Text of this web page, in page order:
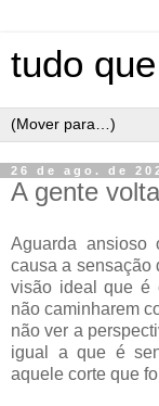
tudo
26 de ago. de
A gente
Aguarda ansioso
causa a sensação
visão ideal que é
não caminharem
não ver a
igual a que é
aquele corte que